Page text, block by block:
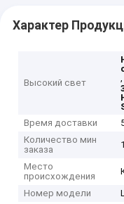
Характер
Высокий свет
,
Время доставки
Количество мин
заказа
Место
происхождения
Номер модели